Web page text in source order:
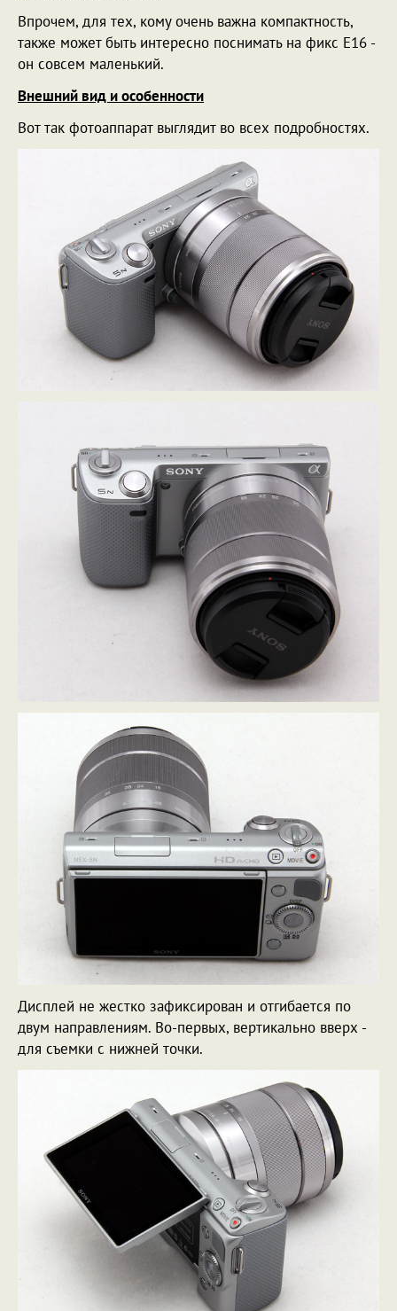
Впрочем, для тех, кому очень важна компактность,
также может быть интересно поснимать на фикс E16 -
он совсем маленький.
Внешний вид и особенности
Вот так фотоаппарат выглядит во всех подробностях.
Дисплей не жестко зафиксирован и отгибается по
двум направлениям. Во-первых, вертикально вверх -
для съемки с нижней точки.